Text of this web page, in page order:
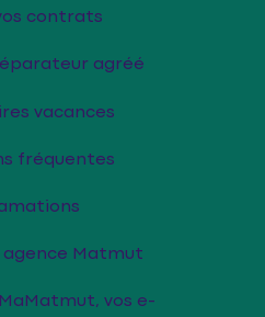
contrats
agréé
vacances
fréquentes
agence Matmut
vos e-